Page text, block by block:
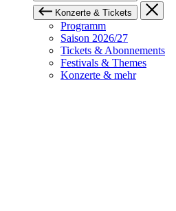
Konzerte & Tickets
Programm
Saison 2026/27
Tickets & Abonnements
Festivals & Themes
Konzerte & mehr